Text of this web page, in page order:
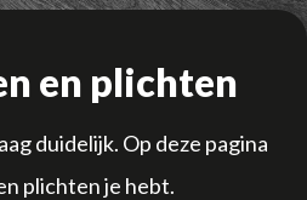
en plichten
duidelijk. Op deze pagina
plichten je hebt.